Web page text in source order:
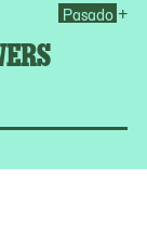
Pasado +